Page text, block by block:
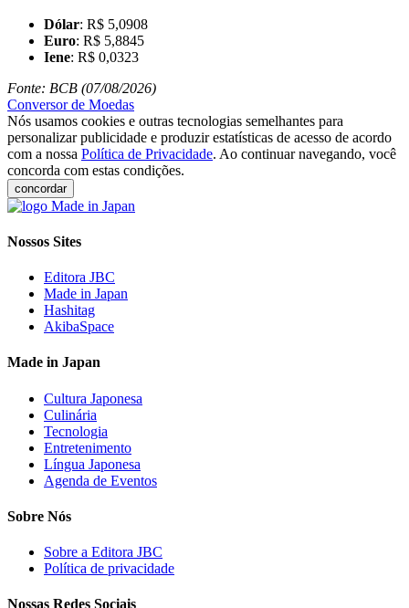
Dólar: R$ 5,0908
Euro: R$ 5,8845
Iene: R$ 0,0323
Fonte: BCB (07/08/2026)
Conversor de Moedas
Nós usamos cookies e outras tecnologias semelhantes para
personalizar publicidade e produzir estatísticas de acesso de acordo
com a nossa Política de Privacidade. Ao continuar navegando, você
concorda com estas condições.
concordar
Nossos Sites
Editora JBC
Made in Japan
Hashitag
AkibaSpace
Made in Japan
Cultura Japonesa
Culinária
Tecnologia
Entretenimento
Língua Japonesa
Agenda de Eventos
Sobre Nós
Sobre a Editora JBC
Política de privacidade
Nossas Redes Sociais